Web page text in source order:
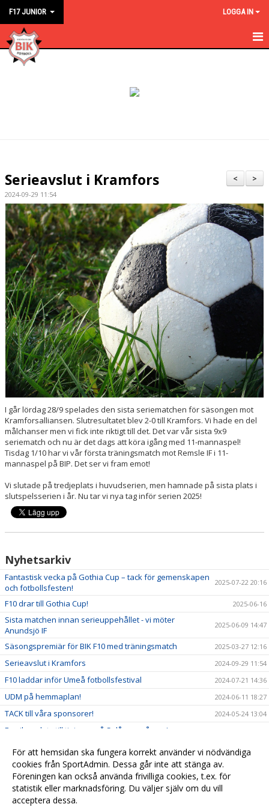
F17 JUNIOR LOGGA IN
HEM
BILDGALLERI
KONTAKT
>
<
Serieavslut i Kramfors
2024-09-29 11:54
I går lördag 28/9 spelades den sista seriematchen för säsongen mot
Kramforsalliansen. Slutresultatet blev 2-0 till Kramfors. Vi hade en del
målchanser men vi fick inte riktigt till det. Det var vår sista 9x9
seriematch och nu är det dags att köra igång med 11-mannaspel!
Tisdag 1/10 har vi vår första träningsmatch mot Remsle IF i 11-
mannaspel på BIP. Det ser vi fram emot!
Vi slutade på tredjeplats i huvudserien, men hamnade på sista plats i
slutspelsserien i år. Nu tar vi nya tag inför serien 2025!
Nyhetsarkiv
Fantastisk vecka på Gothia Cup – tack för gemenskapen
och fotbollsfesten!
2025-07-22 20:16
F10 drar till Gothia Cup! 2025-06-16
Sista matchen innan serieuppehållet - vi möter
Anundsjö IF
2025-06-09 14:47
Säsongspremiär för BIK F10 med träningsmatch 2025-03-27 12:16
Serieavslut i Kramfors 2024-09-29 11:54
F10 laddar inför Umeå fotbollsfestival 2024-07-21 14:36
UDM på hemmaplan! 2024-06-11 18:27
TACK till våra sponsorer! 2024-05-24 13:04
En silverplats till tjejerna på Selånger vårcup!
Tjejerna laddar för Selånger Vårcup 27-28 april 2024-04-24 10:40
Säsongspremiär 2024 2024-04-11 22:31
Säsongen 2023 2023-11-20 10:55
För att hemsidan ska fungera korrekt använder vi nödvändiga
cookies från SportAdmin. Dessa går inte att stänga av.
Föreningen kan också använda frivilliga cookies, t.ex. för
statistik eller marknadsföring. Du väljer själv om du vill
acceptera dessa.